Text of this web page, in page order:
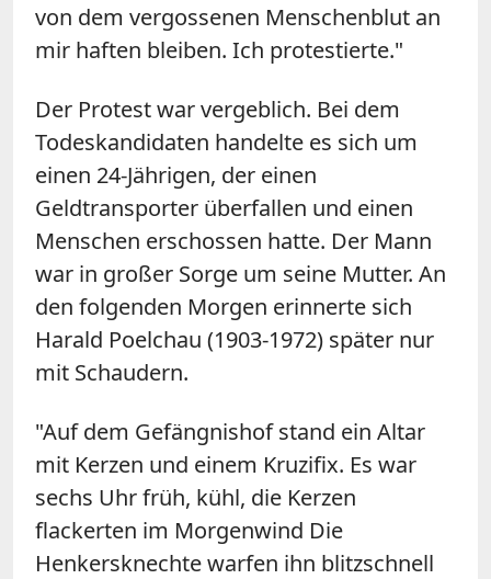
von dem vergossenen Menschenblut an
mir haften bleiben. Ich protestierte."
Der Protest war vergeblich. Bei dem
Todeskandidaten handelte es sich um
einen 24-Jährigen, der einen
Geldtransporter überfallen und einen
Menschen erschossen hatte. Der Mann
war in großer Sorge um seine Mutter. An
den folgenden Morgen erinnerte sich
Harald Poelchau (1903-1972) später nur
mit Schaudern.
"Auf dem Gefängnishof stand ein Altar
mit Kerzen und einem Kruzifix. Es war
sechs Uhr früh, kühl, die Kerzen
flackerten im Morgenwind Die
Henkersknechte warfen ihn blitzschnell